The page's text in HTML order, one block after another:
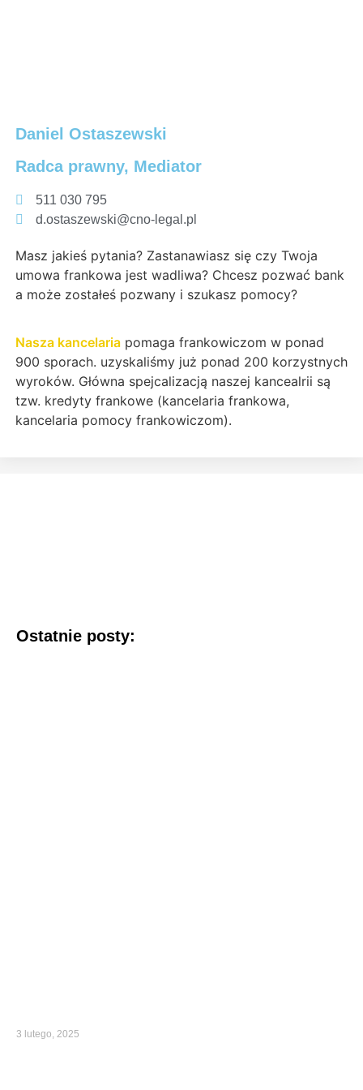
Daniel Ostaszewski
Radca prawny, Mediator
511 030 795
d.ostaszewski@cno-legal.pl
Masz jakieś pytania? Zastanawiasz się czy Twoja
umowa frankowa jest wadliwa? Chcesz pozwać bank
a może zostałeś pozwany i szukasz pomocy?
Nasza kancelariapomaga frankowiczom w ponad
900 sporach. uzyskaliśmy już ponad 200 korzystnych
wyroków. Główna spejcalizacją naszej kancealrii są
tzw. kredyty frankowe (kancelaria frankowa,
kancelaria pomocy frankowiczom).
Ostatnie posty:
3 lutego, 2025